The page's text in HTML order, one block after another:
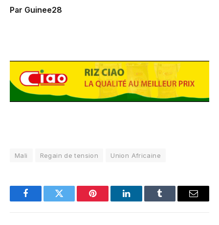
Par Guinee28
Mali Regain de tension Union Africaine
FacebookTwitter Pinterest LinkedInTumblr Email